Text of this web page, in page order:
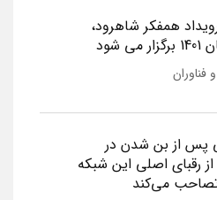
همفکر شاهرود،
فناوران
پس از بن شدن در
رقبای اصلی این شبکه
تصاحب می‌کند